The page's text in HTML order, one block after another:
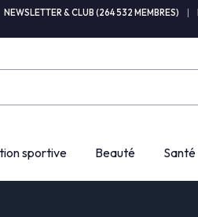
NEWSLETTER & CLUB (264 532 MEMBRES)
sportive Beauté Santé